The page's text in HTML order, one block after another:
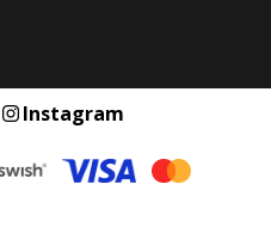
Instagram